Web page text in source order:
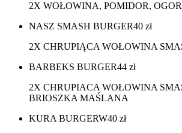
2X WOŁOWINA, POMIDOR,
NASZ SMASH BURGER40 zł
2X CHRUPIĄCA WOŁOWINA
BARBEKS BURGER44 zł
2X CHRUPIACA WOŁOWINA
BRIOSZKA MAŚLANA
KURA BURGERW40 zł